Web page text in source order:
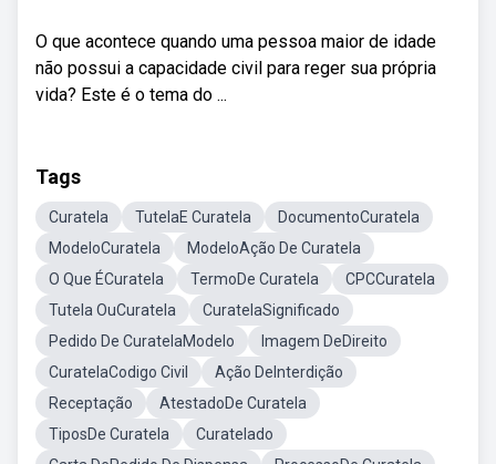
O que acontece quando uma pessoa maior de idade
não possui a capacidade civil para reger sua própria
vida? Este é o tema do ...
Tags
Curatela TutelaE Curatela
DocumentoCuratela
ModeloCuratela
ModeloAção De Curatela
O Que ÉCuratela
TermoDe Curatela
CPCCuratela
Tutela OuCuratela
CuratelaSignificado
Pedido De CuratelaModelo
Imagem DeDireito
CuratelaCodigo Civil
Ação DeInterdição
Receptação
AtestadoDe Curatela
TiposDe Curatela
Curatelado